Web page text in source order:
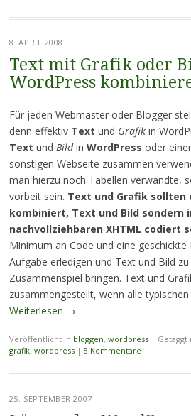
8. APRIL 2008
Text mit Grafik oder
WordPress
Für jeden Webmaster oder Blogger
denn effektiv Text und Grafikin
Text und Bildin WordPress oder
sonstigen Webseite zusammen
man hierzu noch Tabellen verwandte,
vorbeit sein. Text und Grafik sollten
kombiniert, Text und Bild sondern
nachvollziehbaren XHTML codiert
Minimum an Code und eine geschickte
Aufgabe erledigen und Text und Bild
Zusammenspiel bringen. Text und
zusammengestellt, wenn alle
Weiterlesen →
Veröffentlicht in bloggen, wordpress | Getaggt
grafik, wordpress | 8 Kommentare
25. SEPTEMBER 2007